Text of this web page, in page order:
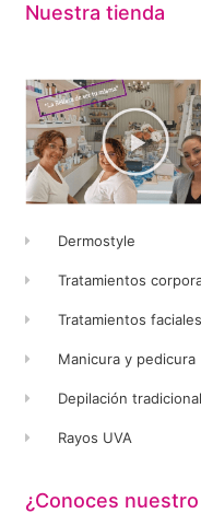
Nuestra tienda
Dermostyle
Tratamientos
Tratamientos faciales
Manicura y pedicura
Depilación tradicional
Rayos UVA
¿Conoces